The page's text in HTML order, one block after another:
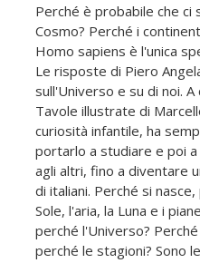
Perché è probabile che
Cosmo? Perché i
Homo sapiens è l'unica
Le risposte di Piero
sull'Universo e su di noi.
Tavole illustrate di
curiosità infantile, ha
portarlo a studiare e poi
agli altri, fino a diventare
di italiani. Perché si
Sole, l'aria, la Luna e i
perché l'Universo?
perché le stagioni? Sono